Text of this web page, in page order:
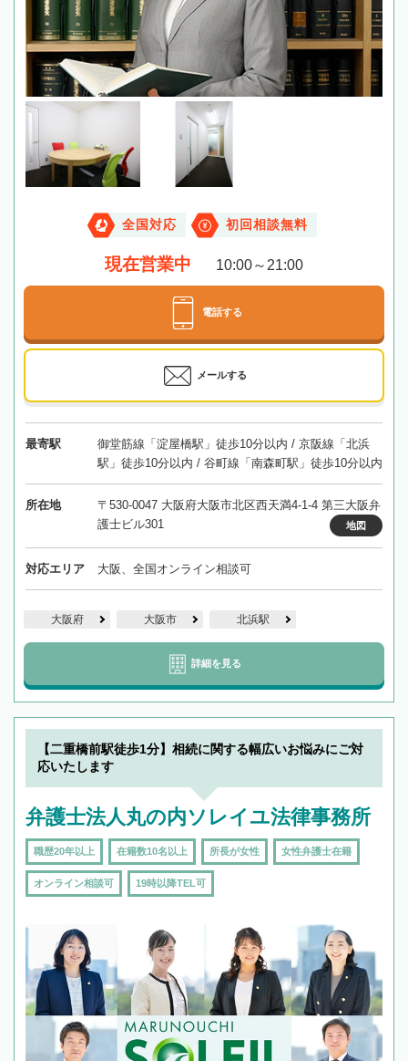
全国対応 初回相談無料
現在営業中 10:00～21:00
電話する
メールする
最寄駅
御堂筋線「淀屋橋駅」徒歩10分以内 / 京阪線「北浜
駅」徒歩10分以内 / 谷町線「南森町駅」徒歩10分以内
所在地
〒530-0047 大阪府大阪市北区西天満4-1-4 第三大阪弁
護士ビル301
地図
対応エリア 大阪、全国オンライン相談可
大阪府 大阪市 北浜駅
詳細を見る
【二重橋前駅徒歩1分】相続に関する幅広いお悩みにご対
応いたします
弁護士法人丸の内ソレイユ法律事務所
職歴20年以上 在籍数10名以上 所長が女性 女性弁護士在籍
オンライン相談可 19時以降TEL可